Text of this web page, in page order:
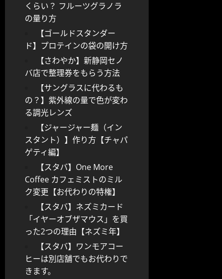
くらい？ フルーツグラノラ
の量り方
【ゴールドスタンダー
ド】プロテインの袋の開け方
【さわやか】新静岡セノ
バ店で整理券をもらう方法
【サングラスに代わるも
の？】紫外線の量で色が変わ
る調光レンズ
【ジャージャー麺（イン
スタント）】作り方【チャパ
ゲティ編】
【スタバ】One More
Coffee カフェミストのミル
ク変更【お代わりの特権】
【スタバ】ネズミカード
「イヤーオブザマウス」を買
った2つの理由【ネズミ年】
【スタバ】ワンモアコー
ヒーは別店舗でもお代わりで
きます。